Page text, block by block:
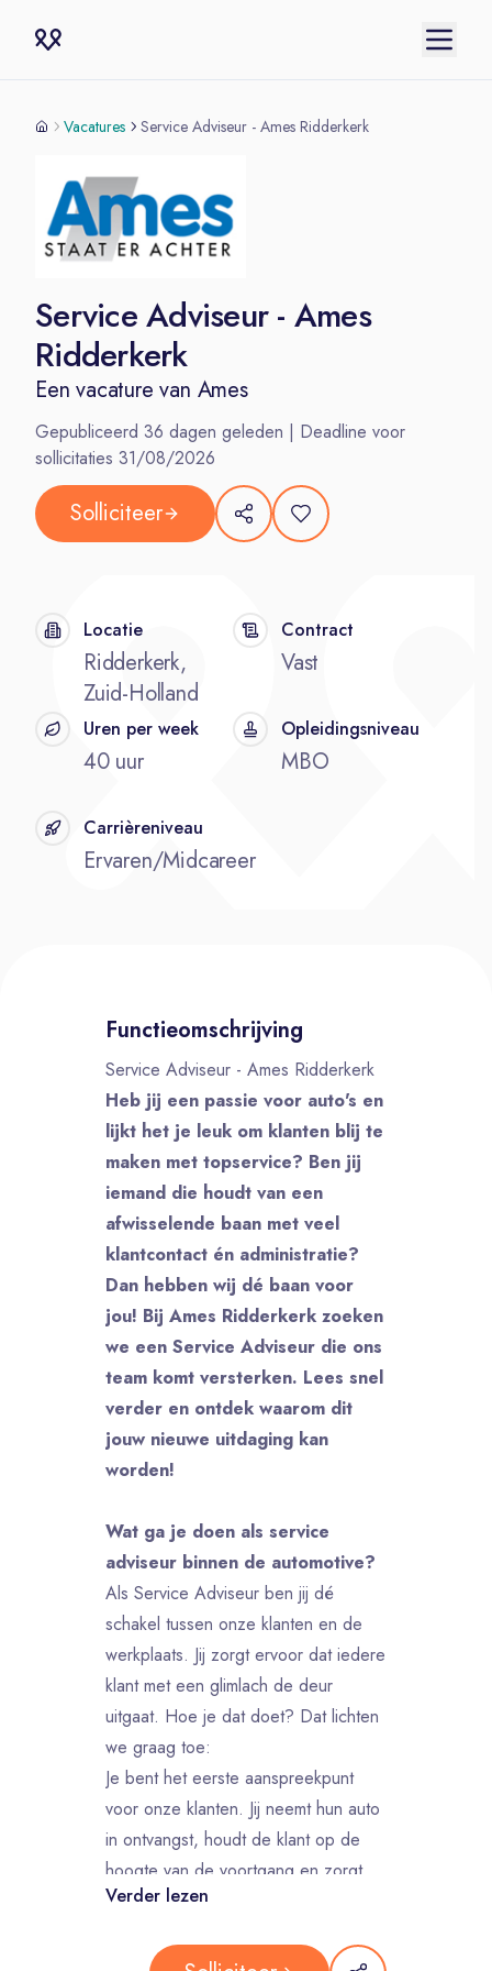
Vacatures Service Adviseur - Ames Ridderkerk
Service Adviseur - Ames
Ridderkerk
Een vacature van Ames
Gepubliceerd 36 dagen geleden | Deadline voor
sollicitaties 31/08/2026
Solliciteer
Locatie
Ridderkerk,
Zuid-Holland
Contract
Vast
Uren per week
40 uur
Opleidingsniveau
MBO
Carrièreniveau
Ervaren/Midcareer
Functieomschrijving
Service Adviseur - Ames Ridderkerk
Heb jij een passie voor auto's en
lijkt het je leuk om klanten blij te
maken met topservice? Ben jij
iemand die houdt van een
afwisselende baan met veel
klantcontact én administratie?
Dan hebben wij dé baan voor
jou! Bij Ames Ridderkerk zoeken
we een Service Adviseur die ons
team komt versterken. Lees snel
verder en ontdek waarom dit
jouw nieuwe uitdaging kan
worden!
Wat ga je doen als service
adviseur binnen de automotive?
Als Service Adviseur ben jij dé
schakel tussen onze klanten en de
werkplaats. Jij zorgt ervoor dat iedere
klant met een glimlach de deur
uitgaat. Hoe je dat doet? Dat lichten
we graag toe:
Je bent het eerste aanspreekpunt
voor onze klanten. Jij neemt hun auto
in ontvangst, houdt de klant op de
hoogte van de voortgang en zorgt
ervoor dat de klant tevreden naar
Daarnaast ben jij dé schakel tussen
Verder lezen